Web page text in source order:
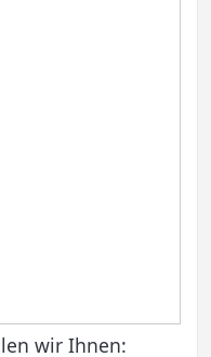
wir Ihnen: